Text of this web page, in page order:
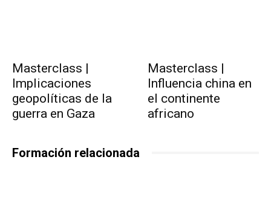
Masterclass |
Implicaciones
geopolíticas de la
guerra en Gaza
Masterclass |
Influencia china en
el continente
africano
Formación relacionada